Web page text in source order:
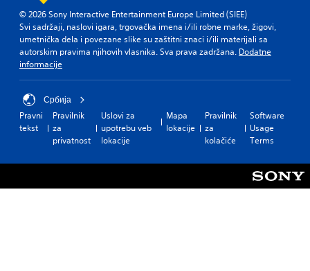
© 2026 Sony Interactive Entertainment Europe Limited (SIEE)
Svi sadržaji, naslovi igara, trgovačka imena i/ili robne marke, žigovi,
umetnička dela i povezane slike su zaštitni znaci i/ili materijali sa
autorskim pravima njihovih vlasnika. Sva prava zadržana. Dodatne
informacije
Србија
Pravni
tekst
Pravilnik
za
privatnost
Uslovi za
upotrebu veb
lokacije
Mapa
lokacije
Pravilnik
za
kolačiće
Software
Usage
Terms